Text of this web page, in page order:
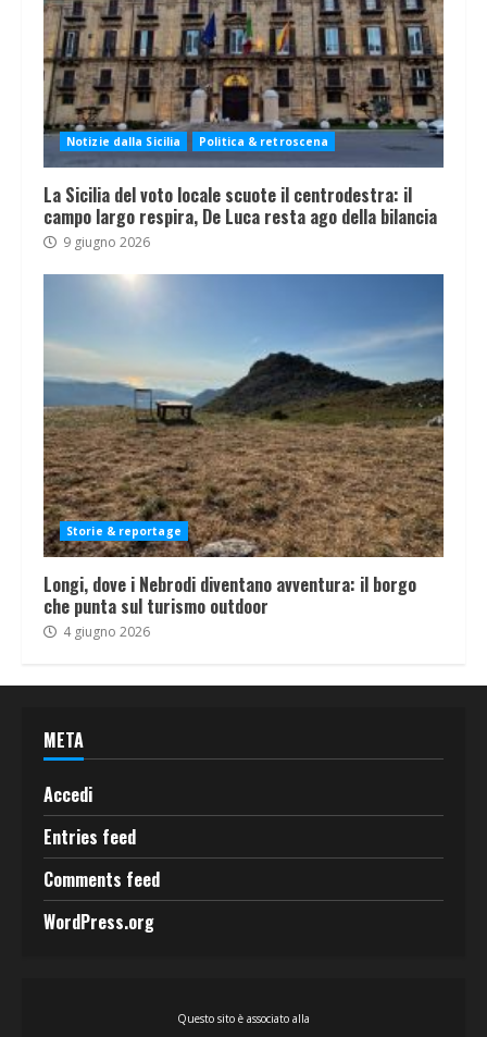
Notizie dalla Sicilia Politica & retroscena
La Sicilia del voto locale scuote il centrodestra: il
campo largo respira, De Luca resta ago della bilancia
9 giugno 2026
Storie & reportage
Longi, dove i Nebrodi diventano avventura: il borgo
che punta sul turismo outdoor
4 giugno 2026
META
Accedi
Entries feed
Comments feed
WordPress.org
Questo sito è associato alla